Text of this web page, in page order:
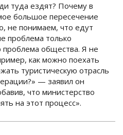
туда ездят? Почему в
большое пересечение
не понимаем, что едут
проблема только
проблема общества. Я не
как можно поехать
туристическую отрасль
— заявил он
что министерство
на этот процесс».